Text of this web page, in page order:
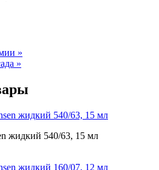
»
»
жидкий 540/63, 15 мл